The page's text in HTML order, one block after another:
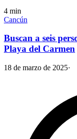
4 min
Cancún
Buscan a seis
Playa del Carmen
18 de marzo de 2025·